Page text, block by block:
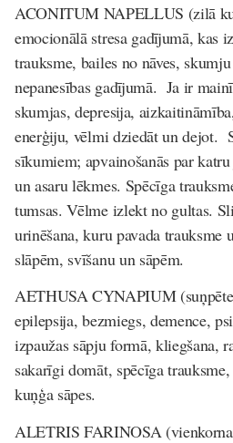
ACONITUM NAPELLUS (zilā
emocionālā stresa gadījumā, kas
trauksme, bailes no nāves,
nepanesības gadījumā. Ja ir
skumjas, depresija,
enerģiju, vēlmi dziedāt un dejot.
sīkumiem; apvainošanās par
un asaru lēkmes. Spēcīga
tumsas. Vēlme izlekt no gultas.
urinēšana, kuru pavada trauksme
slāpēm, svīšanu un sāpēm.
AETHUSA CYNAPIUM
epilepsija, bezmiegs, demence,
izpaužas sāpju formā, kliegšana,
sakarīgi domāt, spēcīga
kuņģa sāpes.
ALETRIS FARINOSA